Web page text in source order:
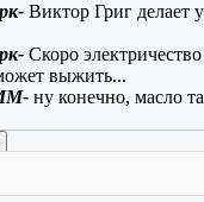
Виктор Григ делает
Скоро
выжить...
ну конечно, масло